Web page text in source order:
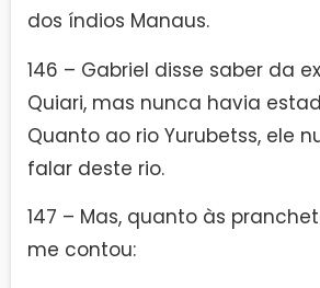
dos índios Manaus.
146 – Gabriel disse saber da
Quiari, mas nunca havia
Quanto ao rio Yurubetss, ele
falar deste rio.
147 – Mas, quanto às
me contou: